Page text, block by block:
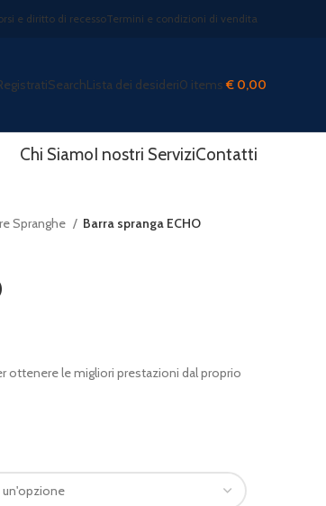
e diritto di recessoTermini e condizioni di vendita
SearchLista dei desideri0 items € 0,00
Chi SiamoI nostri ServiziContatti
Spranghe
Barra spranga ECHO
ottenere le migliori prestazioni dal proprio